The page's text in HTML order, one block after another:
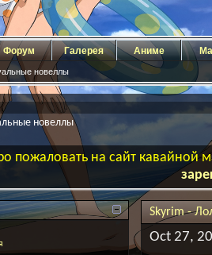
Форум Галерея Аниме
новеллы
новеллы
пожаловать на сайт кавайной
Skyrim -
Oct 27,